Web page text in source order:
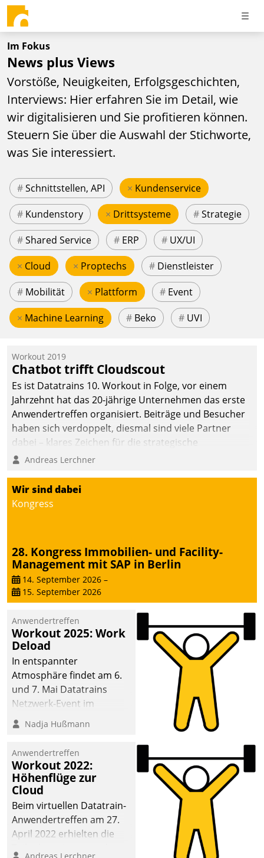
Im Fokus
News plus Views
Vorstöße, Neuigkeiten, Erfolgsgeschichten,
Interviews: Hier erfahren Sie im Detail, wie
wir digitalisieren und Sie profitieren können.
Steuern Sie über die Auswahl der Stichworte,
was Sie interessiert.
#Schnittstellen, API × Kundenservice
# Kundenstory × Drittsysteme #Strategie
#Shared Service # ERP # UX/UI
× Cloud × Proptechs # Dienstleister
# Mobilität × Plattform # Event
× Machine Learning # Beko # UVI
Workout 2019
Chatbot trifft Cloudscout
Es ist Datatrains 10. Workout in Folge, vor einem
Jahrzehnt hat das 20-jährige Unternehmen das erste
Anwendertreffen organisiert. Beiträge und Besucher
haben sich verdoppelt, diesmal sind viele Partner
dabei – klares Zeichen für die strategische
Fokussierung auf den Kunden.
Andreas Lerchner
Wir sind dabei
Kongress
28. Kongress Immobilien- und Facility-
Management mit SAP in Berlin
14. September 2026 –
15. September 2026
Anwendertreffen
Workout 2025: Work
Deload
In entspannter
Atmosphäre findet am 6.
und 7. Mai Datatrains
Netzwerk-Event im
Kunden- und Partnerkreis
statt. Zentrale Frage: Wie
Mammutprojekte
meistern und Workloads
wuppen – bei zunehmend
anspruchsvollen
Aufgaben und
abnehmendem
Nadja Hußmann
Anwendertreffen
Workout 2022:
Höhenflüge zur
Cloud
Beim virtuellen Datatrain-
Anwendertreffen am 27.
April 2022 erhielten die
Andreas Lerchner